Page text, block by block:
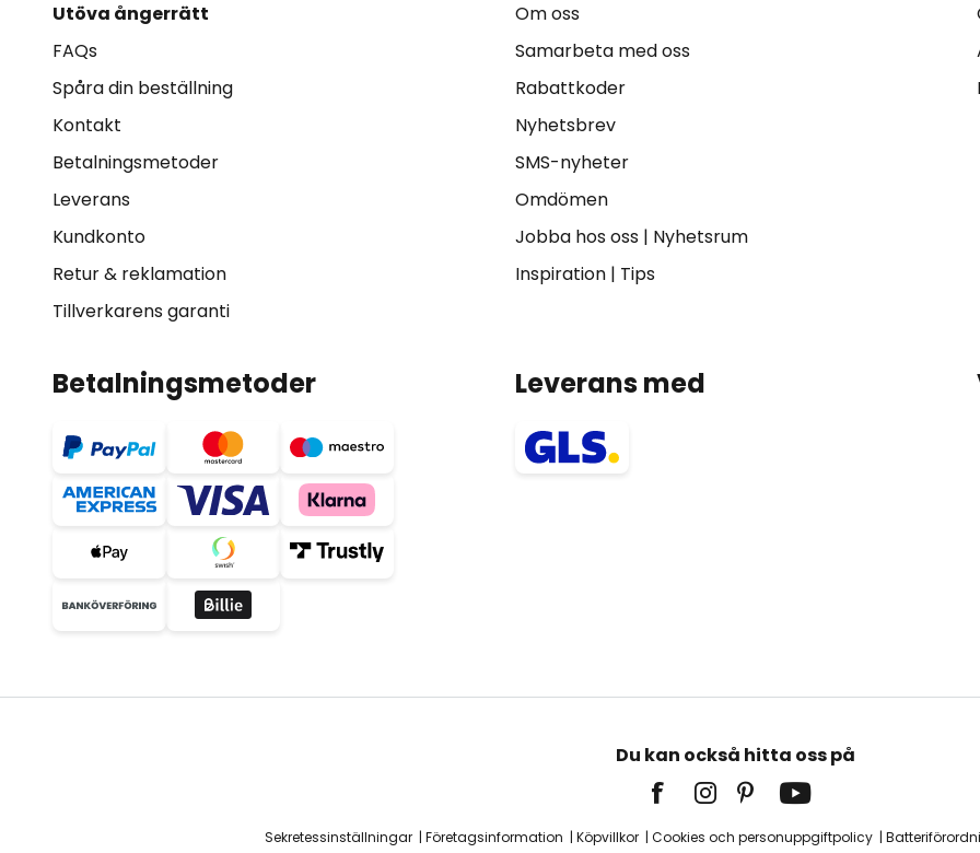
Utöva ångerrätt
FAQs
Spåra din beställning
Kontakt
Betalningsmetoder
Leverans
Kundkonto
Retur & reklamation
Tillverkarens garanti
Om oss
Samarbeta med oss
Rabattkoder
Nyhetsbrev
SMS-nyheter
Omdömen
Jobba hos oss| Nyhetsrum
Inspiration| Tips
Betalningsmetoder Leverans med
Du kan också hitta oss på
Sekretessinställningar Företagsinformation Köpvillkor Cookies och personuppgiftpolicy